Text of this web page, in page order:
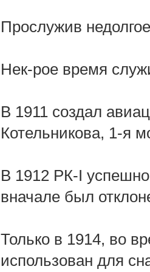
Прослужив
Нек-рое время
В 1911 создал
Котельникова, 1-я
В 1912 PК-I
вначале был
Только в 1914, во
использован для